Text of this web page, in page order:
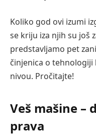
Koliko god ovi izumi
se kriju iza njih su još
predstavljamo pet
činjenica o
nivou. Pročitajte!
Veš mašine –
prava